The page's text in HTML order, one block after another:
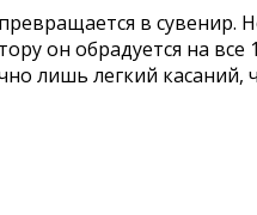
в сувенир.
он обрадуется на все
лишь легкий касаний,